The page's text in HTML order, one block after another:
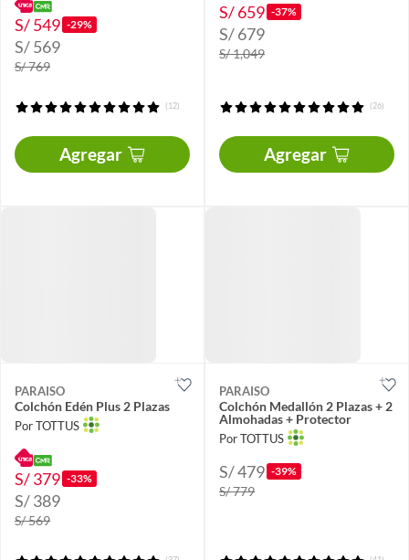
S/ 549 -29%
S/ 569
S/ 769
(12)
Agregar
S/ 659 -37%
S/ 679
S/ 1,049
(26)
Agregar
PARAISO
Colchón Edén Plus 2 Plazas
Por TOTTUS
S/ 379 -33%
S/ 389
S/ 569
PARAISO
Colchón Medallón 2 Plazas + 2
Almohadas + Protector
Por TOTTUS
S/ 479 -39%
S/ 779